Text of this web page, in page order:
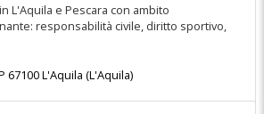
L'Aquila e Pescara con ambito
responsabilità civile, diritto sportivo,
67100L'Aquila (L'Aquila)